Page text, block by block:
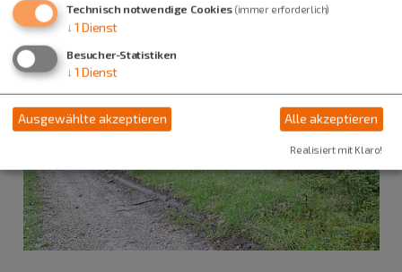
Technisch notwendige Cookies (immer erforderlich)
↓ 1 Dienst
Besucher-Statistiken
↓ 1 Dienst
Ausgewählte akzeptieren Alle akzeptieren
Realisiert mit Klaro!